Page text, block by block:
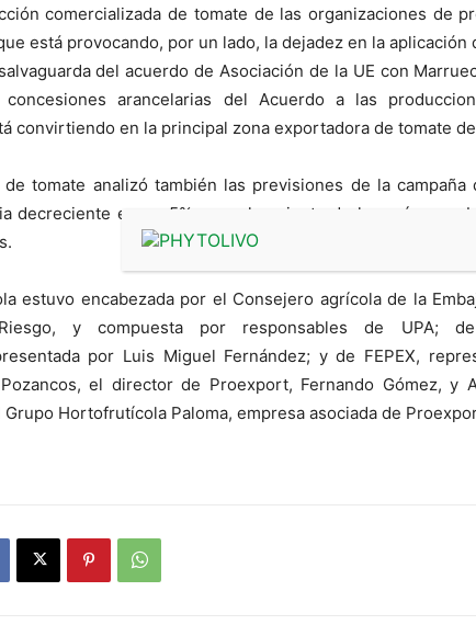
comercializada de tomate de las organizaciones de
está provocando, por un lado, la dejadez en la aplicación
del acuerdo de Asociación de la UE con
arancelarias del Acuerdo a las
convirtiendo en la principal zona exportadora de tomate
tomate analizó también las previsiones de la campaña
decreciente en un 5% para el conjunto de los países,
estuvo encabezada por el Consejero agrícola de la
y compuesta por responsables de UPA; de
por Luis Miguel Fernández; y de FEPEX,
el director de Proexport, Fernando Gómez, y
Hortofrutícola Paloma, empresa asociada de